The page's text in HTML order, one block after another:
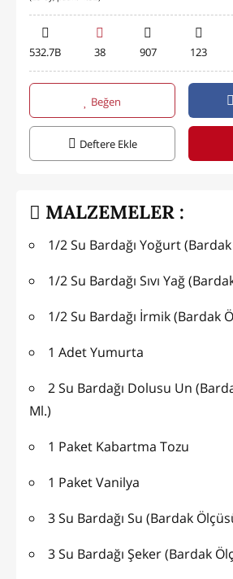
532.7B 38 907 123
Beğen
Deftere Ekle
MALZEMELER :
1/2 Su Bardağı Yoğurt
1/2 Su Bardağı Sıvı Yağ
1/2 Su Bardağı İrmik (Bardak
1 Adet Yumurta
2 Su Bardağı Dolusu Un
Ml.)
1 Paket Kabartma Tozu
1 Paket Vanilya
3 Su Bardağı Su (Bardak
3 Su Bardağı Şeker (Bardak